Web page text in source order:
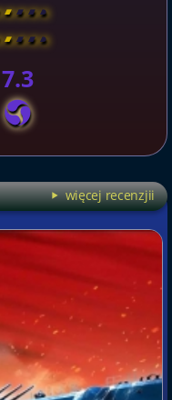
\ \ \ ]
\ \ \ ]
7.3
więcej recenzjii